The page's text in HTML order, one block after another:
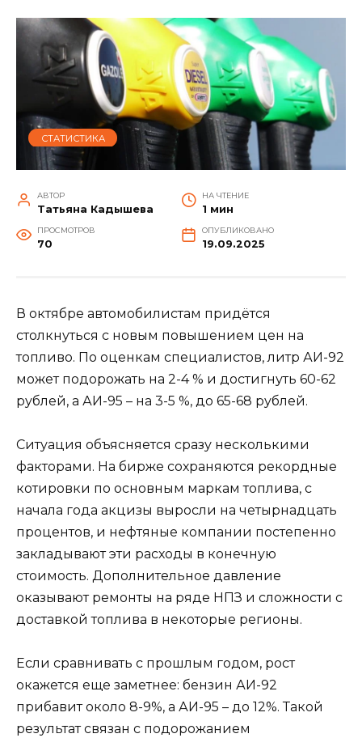
СТАТИСТИКА
АВТОР
Татьяна Кадышева
НА ЧТЕНИЕ
1 мин
ПРОСМОТРОВ
70
ОПУБЛИКОВАНО
19.09.2025
В октябре автомобилистам придётся
столкнуться с новым повышением цен на
топливо. По оценкам специалистов, литр АИ-92
может подорожать на 2-4 % и достигнуть 60-62
рублей, а АИ-95 – на 3-5 %, до 65-68 рублей.
Ситуация объясняется сразу несколькими
факторами. На бирже сохраняются рекордные
котировки по основным маркам топлива, с
начала года акцизы выросли на четырнадцать
процентов, и нефтяные компании постепенно
закладывают эти расходы в конечную
стоимость. Дополнительное давление
оказывают ремонты на ряде НПЗ и сложности с
доставкой топлива в некоторые регионы.
Если сравнивать с прошлым годом, рост
окажется еще заметнее: бензин АИ-92
прибавит около 8-9%, а АИ-95 – до 12%. Такой
результат связан с подорожанием